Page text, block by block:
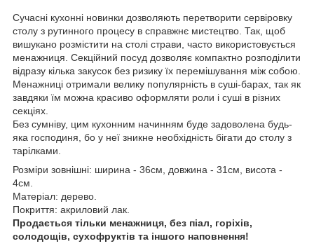
Сучасні кухонні новинки дозволяють перетворити сервіровку
столу з рутинного процесу в справжнє мистецтво. Так, щоб
вишукано розмістити на столі страви, часто використовується
менажниця. Секційний посуд дозволяє компактно розподілити
відразу кілька закусок без ризику їх перемішування між собою.
Менажниці отримали велику популярність в суші-барах, так як
завдяки їм можна красиво оформляти роли і суші в різних
секціях.
Без сумніву, цим кухонним начинням буде задоволена будь-
яка господиня, бо у неї зникне необхідність бігати до столу з
тарілками.
Розміри зовнішні: ширина - 36см, довжина - 31см, висота -
4см.
Матеріал: дерево.
Покриття: акриловий лак.
Продається тільки менажниця, без піал, горіхів,
солодощів, сухофруктів та іншого наповнення!